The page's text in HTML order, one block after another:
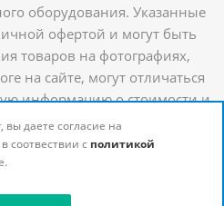
оборудования. Указанные
офертой и могут быть
товаров на фотографиях,
на сайте, могут отличаться
информацию о стоимости и
получить у наших
вы даете согласие на
соотвествии с политикой